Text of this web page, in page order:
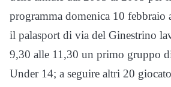
programma domenica 10 febbraio
il palasport di via del Ginestrino
9,30 alle 11,30 un primo gruppo
Under 14; a seguire altri 20